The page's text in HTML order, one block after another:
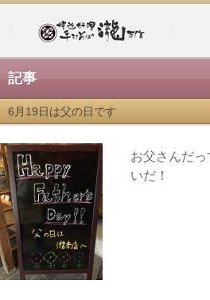
記事
6月19日は父の日です
お父さんだ
いだ！